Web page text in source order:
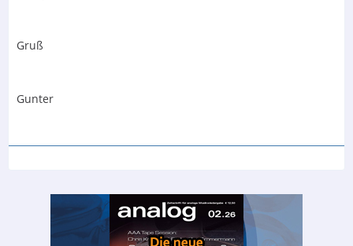
Gruß
Gunter